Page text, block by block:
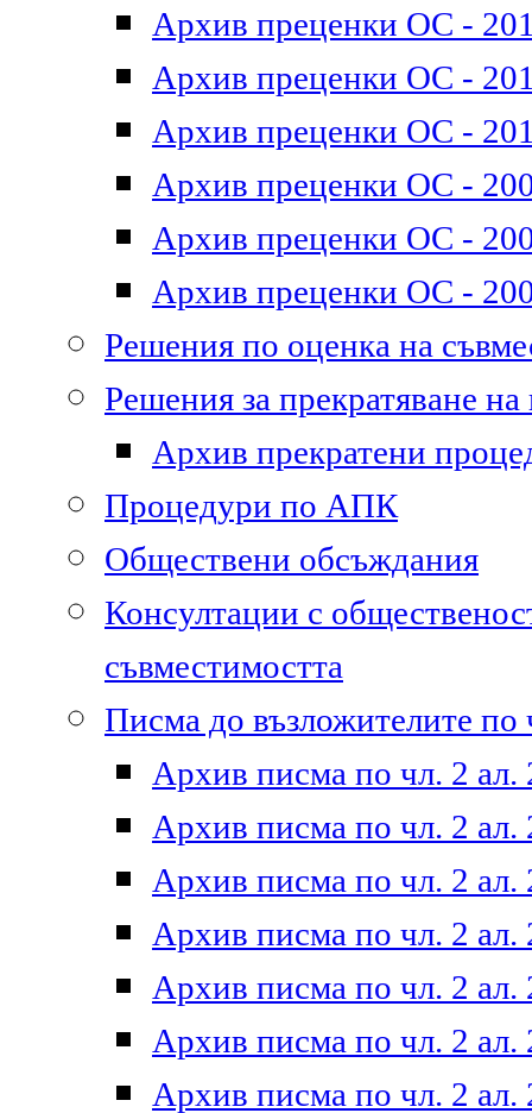
Архив преценки ОС -
Архив преценки ОС -
Архив преценки ОС -
Архив преценки ОС -
Архив преценки ОС -
Архив преценки ОС -
Решения по оценка на
Решения за прекратяване
Архив прекратени
Процедури по АПК
Обществени обсъждания
Консултации с
съвместимостта
Писма до възложителите по
Архив писма по чл. 2 ал.
Архив писма по чл. 2 ал.
Архив писма по чл. 2 ал.
Архив писма по чл. 2 ал.
Архив писма по чл. 2 ал.
Архив писма по чл. 2 ал.
Архив писма по чл. 2 ал.